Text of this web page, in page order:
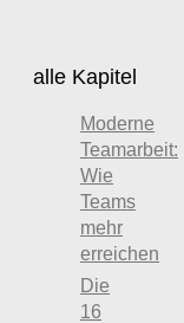
alle Kapitel
Moderne
Teamarbeit:
Wie
Teams
mehr
erreichen
Die
16